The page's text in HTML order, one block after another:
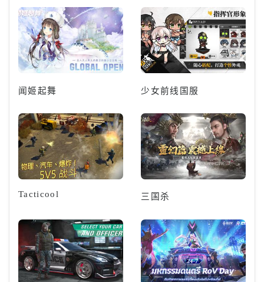
闻姬起舞 少女前线国服
Tacticool 三国杀